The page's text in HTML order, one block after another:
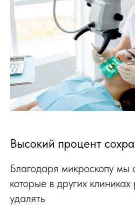
Высокий процент
Благодаря микроскопу мы
которые в других
удалять